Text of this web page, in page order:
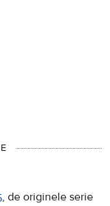
, de originele serie